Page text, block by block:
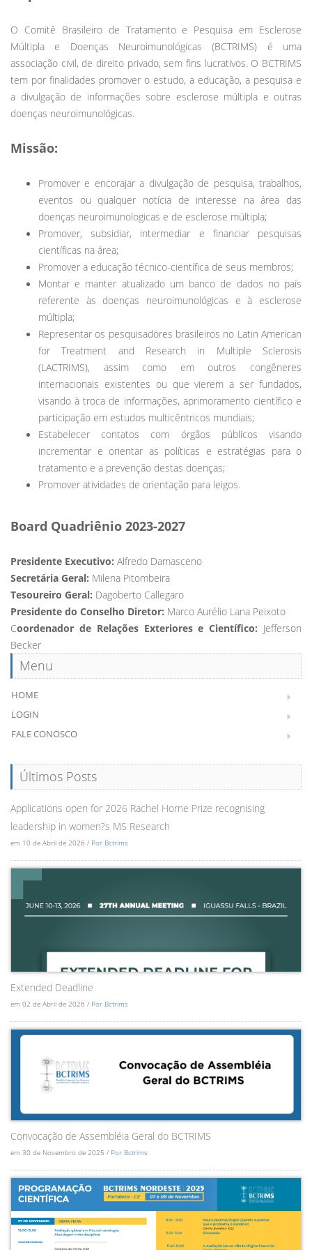
O Comitê Brasileiro de Tratamento e Pesquisa em Esclerose
Múltipla e Doenças Neuroimunológicas (BCTRIMS) é uma
associação civil, de direito privado, sem fins lucrativos. O BCTRIMS
tem por finalidades promover o estudo, a educação, a pesquisa e
a divulgação de informações sobre esclerose múltipla e outras
doenças neuroimunológicas.
Missão:
Promover e encorajar a divulgação de pesquisa, trabalhos,
eventos ou qualquer notícia de interesse na área das
doenças neuroimunologicas e de esclerose múltipla;
Promover, subsidiar, intermediar e financiar pesquisas
científicas na área;
Promover a educação técnico-científica de seus membros;
Montar e manter atualizado um banco de dados no país
referente às doenças neuroimunológicas e à esclerose
múltipla;
Representar os pesquisadores brasileiros no Latin American
for Treatment and Research in Multiple Sclerosis
(LACTRIMS), assim como em outros congêneres
internacionais existentes ou que vierem a ser fundados,
visando à troca de informações, aprimoramento científico e
participação em estudos multicêntricos mundiais;
Estabelecer contatos com órgãos públicos visando
incrementar e orientar as políticas e estratégias para o
tratamento e a prevenção destas doenças;
Promover atividades de orientação para leigos.
Board Quadriênio 2023-2027
Presidente Executivo: Alfredo Damasceno
Secretária Geral: Milena Pitombeira
Tesoureiro Geral: Dagoberto Callegaro
Presidente do Conselho Diretor: Marco Aurélio Lana Peixoto
Coordenador de Relações Exteriores e Científico: Jefferson
Becker
Menu
HOME
LOGIN
FALE CONOSCO
Últimos Posts
Applications open for 2026 Rachel Horne Prize recognising
leadership in women?s MS Research
em 10 de Abril de 2026 / Por Bctrims
Extended Deadline
em 02 de Abril de 2026 / Por Bctrims
Convocação de Assembléia Geral do BCTRIMS
em 30 de Novembro de 2025 / Por Bctrims